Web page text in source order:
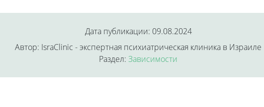
Дата публикации: 09.08.2024
Автор: IsraClinic - экспертная психиатрическая клиника в Израиле
Раздел: Зависимости